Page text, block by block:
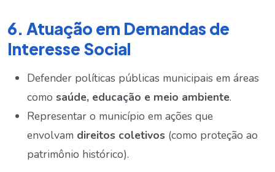
6. Atuação em Demandas de
Interesse Social
Defender políticas públicas municipais em áreas
como saúde, educação e meio ambiente.
Representar o município em ações que
envolvam direitos coletivos (como proteção ao
patrimônio histórico).